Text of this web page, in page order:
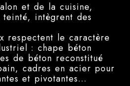
et de la cuisine,
teinté, intègrent des
respectent le caractère
: chape béton
de béton reconstitué
cadres en acier pour
et pivotantes…